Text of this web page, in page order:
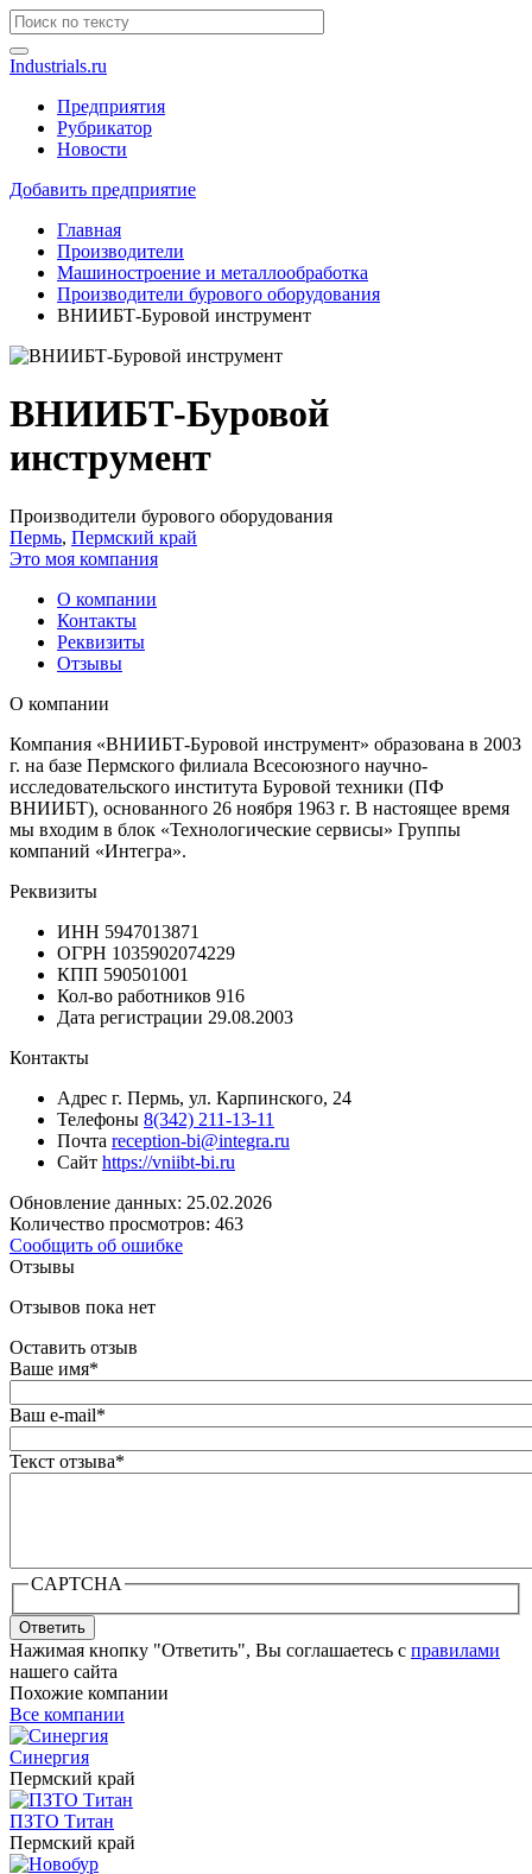
Industrials.ru
Предприятия
Рубрикатор
Новости
Добавить предприятие
Главная
Производители
Машиностроение и металлообработка
Производители бурового оборудования
ВНИИБТ-Буровой инструмент
ВНИИБТ-Буровой
инструмент
Производители бурового оборудования
Пермь, Пермский край
Это моя компания
О компании
Контакты
Реквизиты
Отзывы
О компании
Компания «ВНИИБТ-Буровой инструмент» образована в 2003
г. на базе Пермского филиала Всесоюзного научно-
исследовательского института Буровой техники (ПФ
ВНИИБТ), основанного 26 ноября 1963 г. В настоящее время
мы входим в блок «Технологические сервисы» Группы
компаний «Интегра».
Реквизиты
ИНН 5947013871
ОГРН 1035902074229
КПП 590501001
Кол-во работников 916
Дата регистрации 29.08.2003
Контакты
Адрес г. Пермь, ул. Карпинского, 24
Телефоны 8(342) 211-13-11
Почта reception-bi@integra.ru
Сайт https://vniibt-bi.ru
Обновление данных: 25.02.2026
Количество просмотров: 463
Сообщить об ошибке
Отзывы
Отзывов пока нет
Оставить отзыв
Ваше имя*
Ваш e-mail*
Текст отзыва*
CAPTCHA
Ответить
Нажимая кнопку "Ответить", Вы соглашаетесь с правилами
нашего сайта
Похожие компании
Все компании
Синергия
Пермский край
ПЗТО Титан
Пермский край